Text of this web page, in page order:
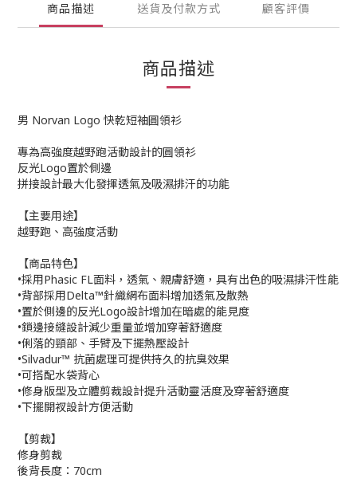
商品描述 送貨及付款方式 顧客評價
商品描述
男 Norvan Logo 快乾短袖圓領衫
專為高強度越野跑活動設計的圓領衫
反光Logo置於側邊
拼接設計最大化發揮透氣及吸濕排汗的功能
【主要用途】
越野跑、高強度活動
【商品特色】
•採用Phasic FL面料，透氣、親膚舒適，具有出色的吸濕排汗性能
•背部採用Delta™針織網布面料增加透氣及散熱
•置於側邊的反光Logo設計增加在暗處的能見度
•鎖邊接縫設計減少重量並增加穿著舒適度
•俐落的頸部、手臂及下擺熱壓設計
•Silvadur™ 抗菌處理可提供持久的抗臭效果
•可搭配水袋背心
•修身版型及立體剪裁設計提升活動靈活度及穿著舒適度
•下擺開衩設計方便活動
【剪裁】
修身剪裁
後背長度：70cm